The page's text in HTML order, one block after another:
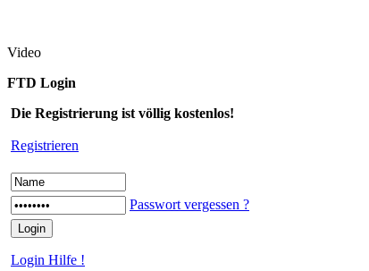
Video
FTD Login
Die Registrierung ist völlig kostenlos!
Registrieren
Passwort vergessen ?
Login Hilfe !